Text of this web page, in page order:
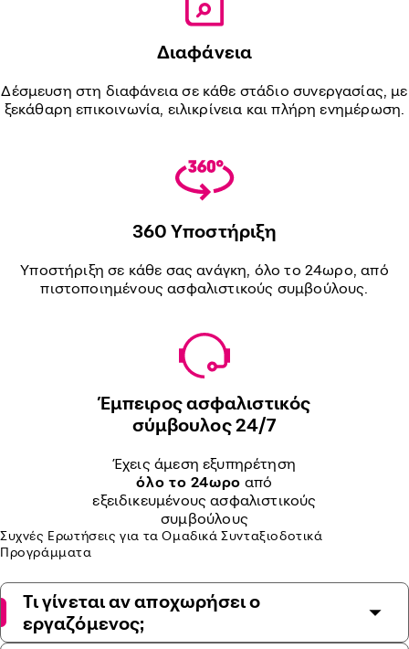
Διαφάνεια
Δέσμευση στη διαφάνεια σε κάθε στάδιο συνεργασίας, με
ξεκάθαρη επικοινωνία, ειλικρίνεια και πλήρη ενημέρωση.
360 Υποστήριξη
Υποστήριξη σε κάθε σας ανάγκη, όλο το 24ωρο, από
πιστοποιημένους ασφαλιστικούς συμβούλους.
Έμπειρος ασφαλιστικός
σύμβουλος 24/7
Έχεις άμεση εξυπηρέτηση
όλο το 24ωρο από
εξειδικευμένους ασφαλιστικούς
συμβούλους
Συχνές Ερωτήσεις για τα Ομαδικά Συνταξιοδοτικά
Προγράμματα
Τι γίνεται αν αποχωρήσει ο
εργαζόμενος;